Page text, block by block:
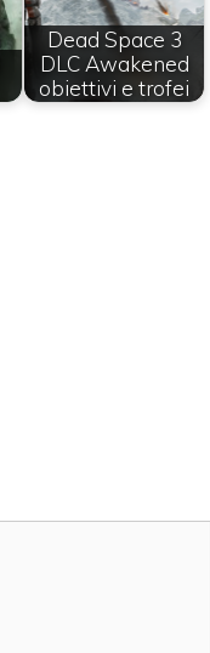
Dead Space 3
DLC Awakened
obiettivi e trofei